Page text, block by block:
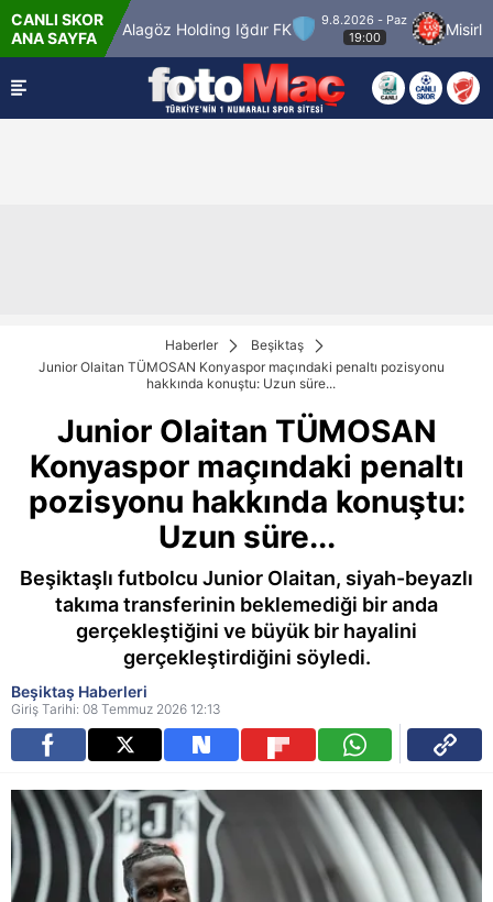
CANLI SKOR
ANA SAYFAAlagöz Holding Iğdır FK
9.8.2026 - Paz
19:00
Misirli.com.tr
Haberler
Beşiktaş
Junior Olaitan TÜMOSAN Konyaspor maçındaki penaltı pozisyonu
hakkında konuştu: Uzun süre...
Junior Olaitan TÜMOSAN
Konyaspor maçındaki penaltı
pozisyonu hakkında konuştu:
Uzun süre...
Beşiktaşlı futbolcu Junior Olaitan, siyah-beyazlı
takıma transferinin beklemediği bir anda
gerçekleştiğini ve büyük bir hayalini
gerçekleştirdiğini söyledi.
Beşiktaş Haberleri
Giriş Tarihi: 08 Temmuz 2026 12:13